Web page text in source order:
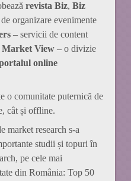
revista Biz, Biz
organizare evenimente
– servicii de content
Market View– o divizie
online
o comunitate puternică de
cât și offline.
market research s-a
studii și topuri în
pe cele mai
din România: Top 50